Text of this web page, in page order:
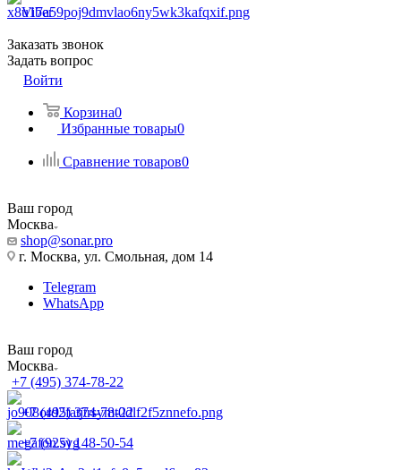
Viber
Заказать звонок
Задать вопрос
Войти
Корзина0
Избранные товары0
Сравнение товаров0
Ваш город
Москва
shop@sonar.pro
г. Москва, ул. Смольная, дом 14
Telegram
WhatsApp
Ваш город
Москва
+7 (495) 374-78-22
+7 (495) 374-78-22
+7 (925) 148-50-54